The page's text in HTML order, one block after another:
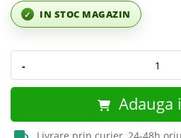
✓ IN STOC MAGAZIN
-
Adauga